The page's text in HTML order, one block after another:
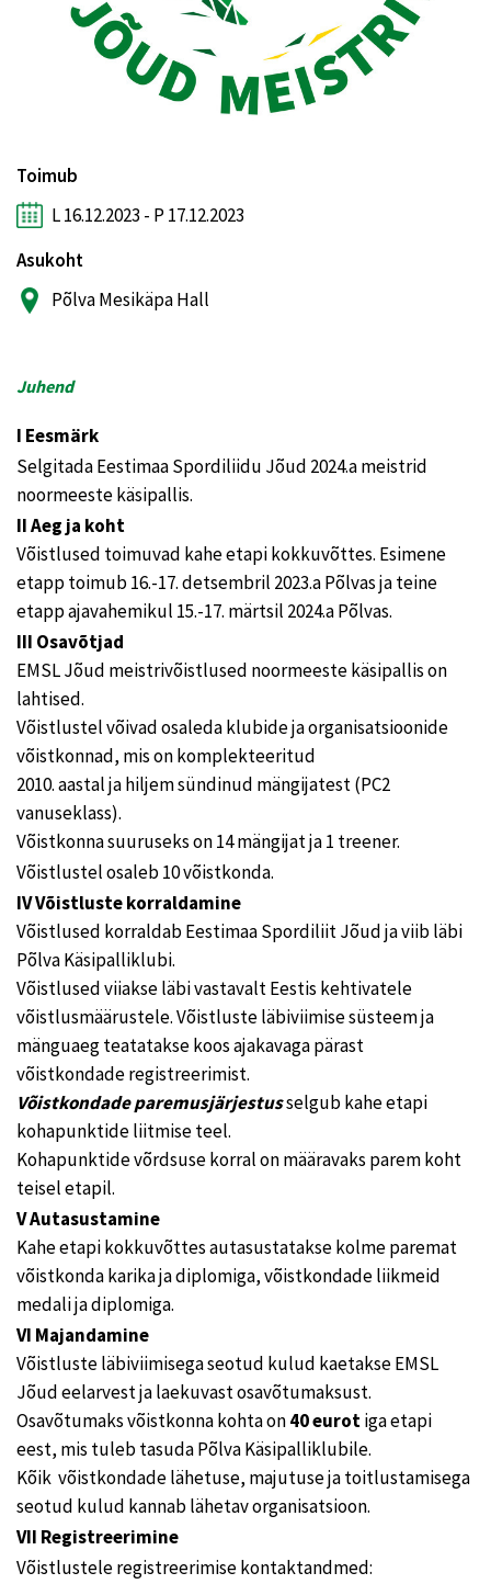
Toimub
L 16.12.2023 - P 17.12.2023
Asukoht
Põlva Mesikäpa Hall
Juhend
I Eesmärk
Selgitada Eestimaa Spordiliidu Jõud 2024.a meistrid
noormeeste käsipallis.
II Aeg ja koht
Võistlused toimuvad kahe etapi kokkuvõttes. Esimene
etapp toimub 16.-17. detsembril 2023.a Põlvas ja teine
etapp ajavahemikul 15.-17. märtsil 2024.a Põlvas.
III Osavõtjad
EMSL Jõud meistrivõistlused noormeeste käsipallis on
lahtised.
Võistlustel võivad osaleda klubide ja organisatsioonide
võistkonnad, mis on komplekteeritud
2010. aastal ja hiljem sündinud mängijatest (PC2
vanuseklass).
Võistkonna suuruseks on 14 mängijat ja 1 treener.
Võistlustel osaleb 10 võistkonda.
IV Võistluste korraldamine
Võistlused korraldab Eestimaa Spordiliit Jõud ja viib läbi
Põlva Käsipalliklubi.
Võistlused viiakse läbi vastavalt Eestis kehtivatele
võistlusmäärustele. Võistluste läbiviimise süsteem ja
mänguaeg teatatakse koos ajakavaga pärast
võistkondade registreerimist.
Võistkondade paremusjärjestusselgub kahe etapi
kohapunktide liitmise teel.
Kohapunktide võrdsuse korral on määravaks parem koht
teisel etapil.
V Autasustamine
Kahe etapi kokkuvõttes autasustatakse kolme paremat
võistkonda karika ja diplomiga, võistkondade liikmeid
medali ja diplomiga.
VI Majandamine
Võistluste läbiviimisega seotud kulud kaetakse EMSL
Jõud eelarvest ja laekuvast osavõtumaksust.
Osavõtumaks võistkonna kohta on40 eurotiga etapi
eest, mis tuleb tasuda Põlva Käsipalliklubile.
Kõik võistkondade lähetuse, majutuse ja toitlustamisega
seotud kulud kannab lähetav organisatsioon.
VII Registreerimine
Võistlustele registreerimise kontaktandmed: